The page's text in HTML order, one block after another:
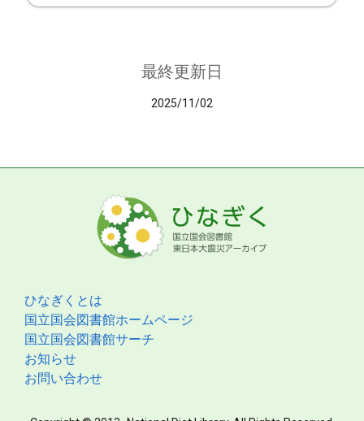
最終更新日
2025/11/02
ひなぎくとは
国立国会図書館ホームページ
国立国会図書館サーチ
お知らせ
お問い合わせ